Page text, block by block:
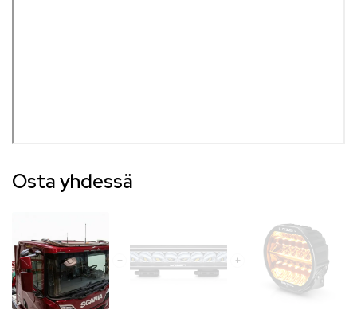
Osta yhdessä